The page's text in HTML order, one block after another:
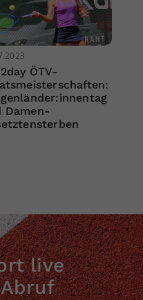
ÖTV-
Damen-
live